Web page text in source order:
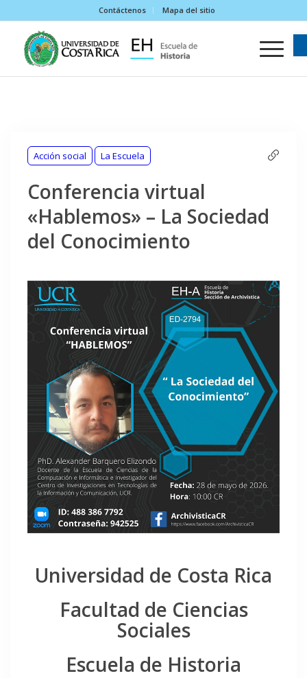
Contáctenos Mapa del sitio
Acción social La Escuela
Conferencia virtual
«Hablemos» – La Sociedad
del Conocimiento
Universidad de Costa Rica
Facultad de Ciencias
Sociales
Escuela de Historia